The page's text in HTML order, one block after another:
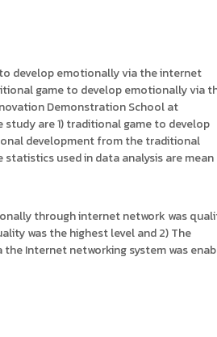
develop emotionally via the internet
game to develop emotionally via
Demonstration School at
are 1) traditional game to develop
development from the traditional
used in data analysis are mean
through internet network was
was the highest level and 2) The
Internet networking system was